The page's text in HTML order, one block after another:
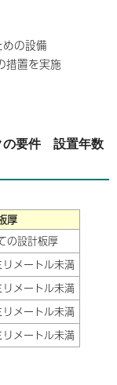
の設備
措置を実施
の要件 設置年数
厚
の設計板厚
メートル未満
メートル未満
メートル未満
メートル未満